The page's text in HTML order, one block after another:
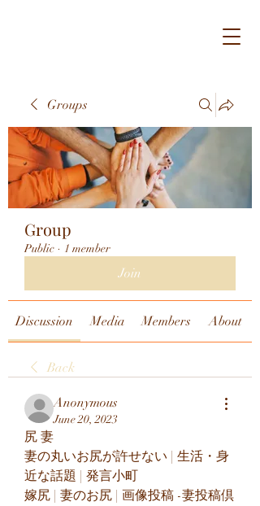
Groups
Group
Public · 1 member
Join
Discussion Media Members About
Back
Anonymous
June 20, 2023
尻 妻
妻の丸いお尻が許せない | 生活・身
近な話題 | 発言小町
嫁尻 | 妻のお尻 | 画像投稿 -妻投稿倶